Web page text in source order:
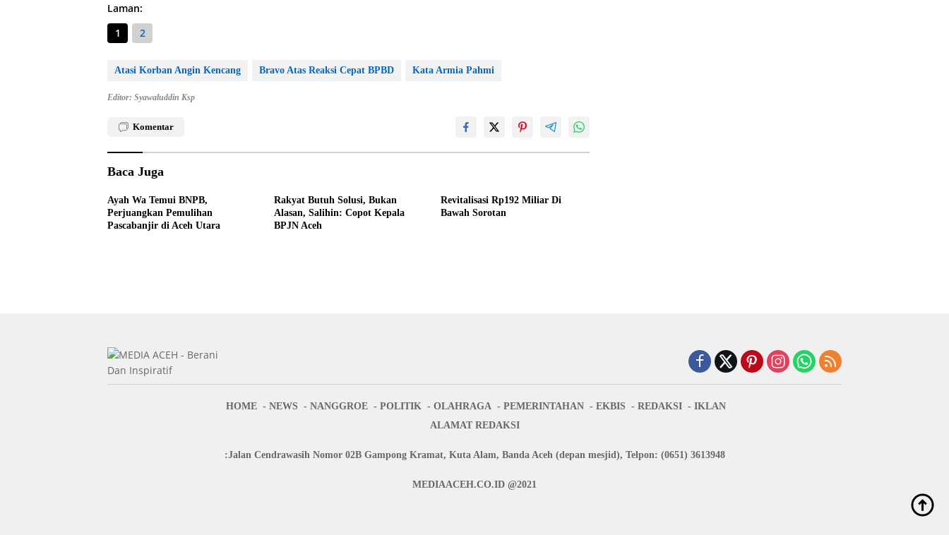
Laman:
1
2
Atasi Korban Angin Kencang Bravo Atas Reaksi Cepat BPBD Kata Armia Pahmi
Editor: Syawaluddin Ksp
Komentar
Baca Juga
Ayah Wa Temui BNPB,
Perjuangkan Pemulihan
Pascabanjir di Aceh Utara
Rakyat Butuh Solusi, Bukan
Alasan, Salihin: Copot Kepala
BPJN Aceh
Revitalisasi Rp192 Miliar Di
Bawah Sorotan
HOME NEWS NANGGROE POLITIK OLAHRAGA PEMERINTAHAN EKBIS REDAKSI
IKLAN
ALAMAT REDAKSI
:Jalan Cendrawasih Nomor 02B Gampong Kramat, Kuta Alam, Banda Aceh (depan mesjid), Telpon: (0651) 3613948
MEDIAACEH.CO.ID @2021